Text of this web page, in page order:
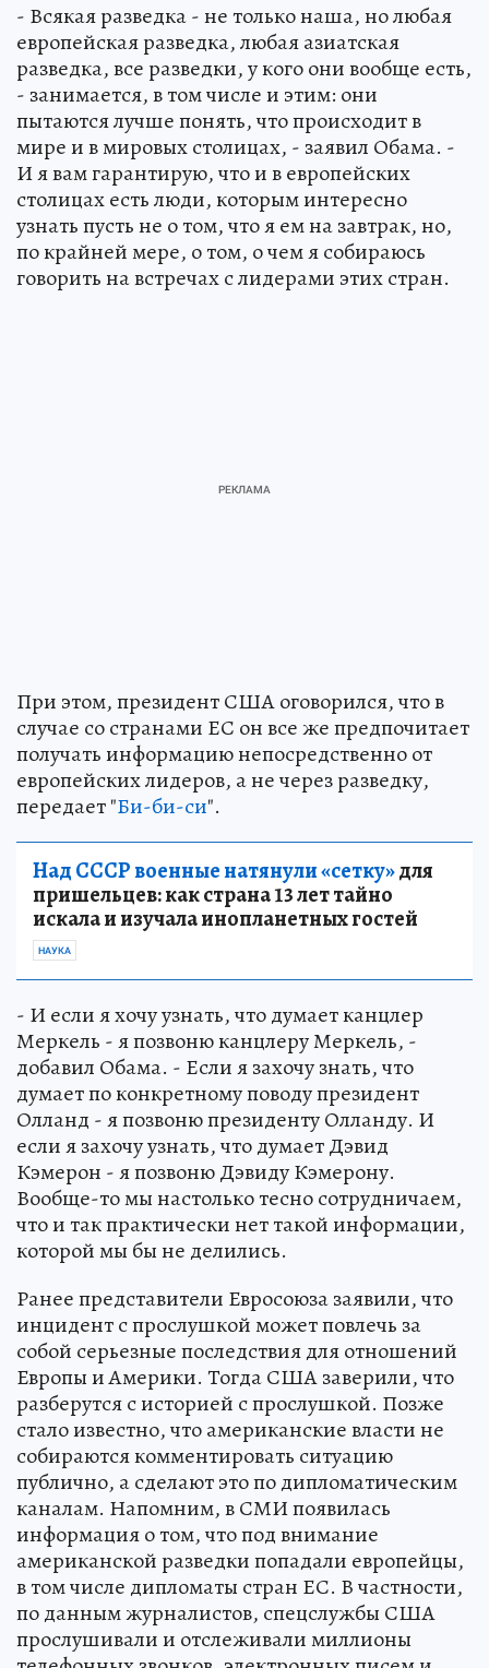
- Всякая разведка - не только наша, но любая
европейская разведка, любая азиатская
разведка, все разведки, у кого они вообще есть,
- занимается, в том числе и этим: они
пытаются лучше понять, что происходит в
мире и в мировых столицах, - заявил Обама. -
И я вам гарантирую, что и в европейских
столицах есть люди, которым интересно
узнать пусть не о том, что я ем на завтрак, но,
по крайней мере, о том, о чем я собираюсь
говорить на встречах с лидерами этих стран.
При этом, президент США оговорился, что в
случае со странами ЕС он все же предпочитает
получать информацию непосредственно от
европейских лидеров, а не через разведку,
передает "Би-би-си".
Над СССР военные натянули «сетку»для
пришельцев: как страна 13 лет тайно
искала и изучала инопланетных гостей
НАУКА
- И если я хочу узнать, что думает канцлер
Меркель - я позвоню канцлеру Меркель, -
добавил Обама. - Если я захочу знать, что
думает по конкретному поводу президент
Олланд - я позвоню президенту Олланду. И
если я захочу узнать, что думает Дэвид
Кэмерон - я позвоню Дэвиду Кэмерону.
Вообще-то мы настолько тесно сотрудничаем,
что и так практически нет такой информации,
которой мы бы не делились.
Ранее представители Евросоюза заявили, что
инцидент с прослушкой может повлечь за
собой серьезные последствия для отношений
Европы и Америки. Тогда США заверили, что
разберутся с историей с прослушкой. Позже
стало известно, что американские власти не
собираются комментировать ситуацию
публично, а сделают это по дипломатическим
каналам. Напомним, в СМИ появилась
информация о том, что под внимание
американской разведки попадали европейцы,
в том числе дипломаты стран ЕС. В частности,
по данным журналистов, спецслужбы США
прослушивали и отслеживали миллионы